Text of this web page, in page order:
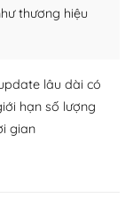
có thể dễ
khoảng 60%
thương hiệu
lâu dài có
hạn số lượng
gian